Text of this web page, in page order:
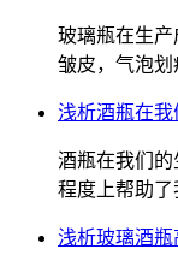
玻璃瓶在生
皱皮，气泡划
浅析酒瓶在
酒瓶在我们
程度上帮助了
浅析玻璃酒